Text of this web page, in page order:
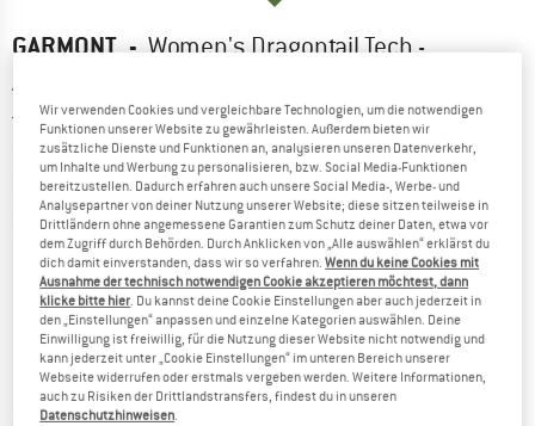
GARMONT - Women's Dragontail Tech -
Approachschuhe
5,0(2)
Wir verwenden Cookies und vergleichbare Technologien, um die notwendigen
Funktionen unserer Website zu gewährleisten. Außerdem bieten wir
zusätzliche Dienste und Funktionen an, analysieren unseren Datenverkehr,
um Inhalte und Werbung zu personalisieren, bzw. Social Media-Funktionen
bereitzustellen. Dadurch erfahren auch unsere Social Media-, Werbe- und
Analysepartner von deiner Nutzung unserer Website; diese sitzen teilweise in
Drittländern ohne angemessene Garantien zum Schutz deiner Daten, etwa vor
dem Zugriff durch Behörden. Durch Anklicken von „Alle auswählen“ erklärst du
dich damit einverstanden, dass wir so verfahren.Wenn du keine Cookies mit
Ausnahme der technisch notwendigen Cookie akzeptieren möchtest, dann
klicke bitte hier. Du kannst deine Cookie Einstellungen aber auch jederzeit in
den „Einstellungen“ anpassen und einzelne Kategorien auswählen. Deine
Einwilligung ist freiwillig, für die Nutzung dieser Website nicht notwendig und
kann jederzeit unter „Cookie Einstellungen“ im unteren Bereich unserer
Webseite widerrufen oder erstmals vergeben werden. Weitere Informationen,
auch zu Risiken der Drittlandstransfers, findest du in unseren
Datenschutzhinweisen.